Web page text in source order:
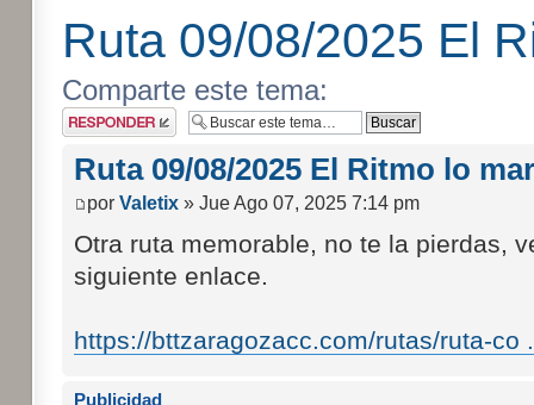
Ruta 09/08/2025 El
Comparte este tema:
Publicar una
respuesta
Ruta 09/08/2025 El Ritmo lo
por Valetix» Jue Ago 07, 2025 7:14 pm
Otra ruta memorable, no te la pierdas,
siguiente enlace.
https://bttzaragozacc.com/rutas/ruta-co
Publicidad